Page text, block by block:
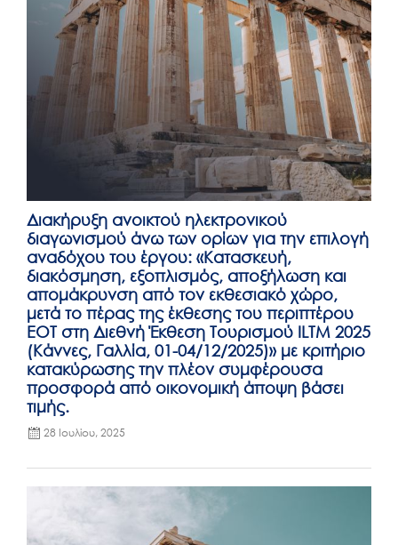
Διακήρυξη ανοικτού ηλεκτρονικού
διαγωνισμού άνω των ορίων για την επιλογή
αναδόχου του έργου: «Κατασκευή,
διακόσμηση, εξοπλισμός, αποξήλωση και
απομάκρυνση από τον εκθεσιακό χώρο,
μετά το πέρας της έκθεσης του περιπτέρου
ΕΟΤ στη Διεθνή Έκθεση Τουρισμού ILTM 2025
(Κάννες, Γαλλία, 01-04/12/2025)» με κριτήριο
κατακύρωσης την πλέον συμφέρουσα
προσφορά από οικονομική άποψη βάσει
τιμής.
28 Ιουλίου, 2025